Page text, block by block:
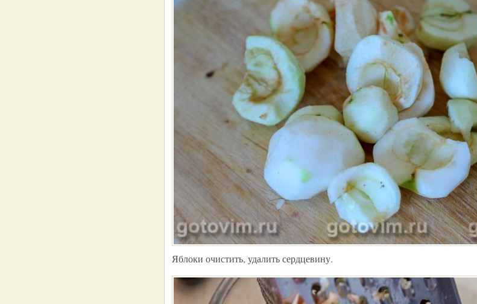
Яблоки очистить, удалить сердцевину.